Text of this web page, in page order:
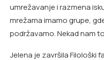
umrežavanje i razmena
mrežama imamo grupe,
podržavamo. Nekad nam
Jelena je završila Filološki